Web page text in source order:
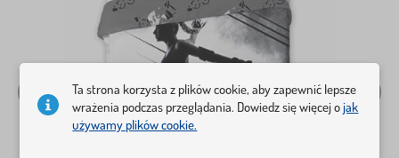
Ta strona korzysta z plików cookie, aby zapewnić lepsze
wrażenia podczas przeglądania. Dowiedz się więcej ojak
używamy plików cookie.